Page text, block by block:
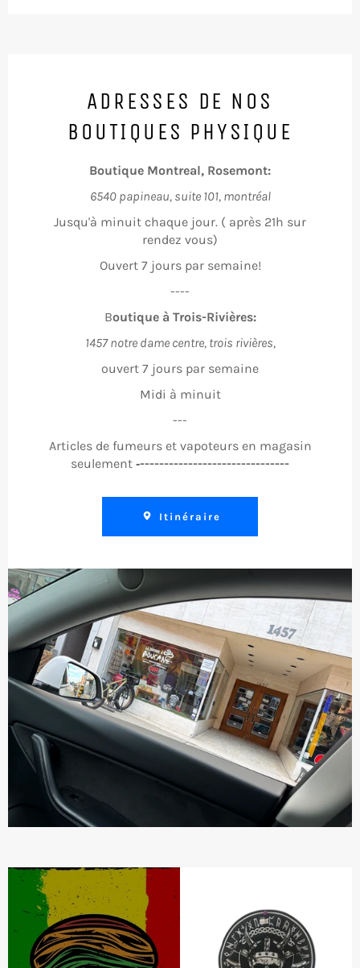
ADRESSES DE NOS
BOUTIQUES PHYSIQUE
Boutique Montreal, Rosemont:
6540 papineau, suite 101, montréal
Jusqu'à minuit chaque jour. ( après 21h sur
rendez vous)
Ouvert 7 jours par semaine!
----
Boutique à Trois-Rivières:
1457 notre dame centre, trois rivières,
ouvert 7 jours par semaine
Midi à minuit
---
Articles de fumeurs et vapoteurs en magasin
seulement ‐-------------------------------
Itinéraire